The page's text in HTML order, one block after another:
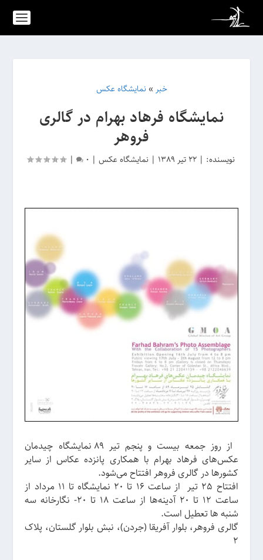
خبر »نمایشگاه عکس
نمایشگاه فرهاد بهرام در گالری
فروهر
نویسنده: | 22 تیر 1389 | نمایشگاه عکس |
0
|
از روز جمعه بیست و پنجم تیر 89 نمایشگاه چیدمان
عکس‌های فرهاد بهرام با همکاری پانزده عکاس از سایر
کشورها در گالری فروهر افتتاح می‌شود.
افتتاح 25 تیر از ساعت 16 تا 20 نمایشگاه تا 11 مرداد از
ساعت 12 تا 20 آدینه‌ها از ساعت 18 تا 20- نگارخانه سه
شنبه ها تعطیل است.
گالری فروهر، بلوار آفریقا (جردن)، نبش بلوار گلستان، پلاک
2